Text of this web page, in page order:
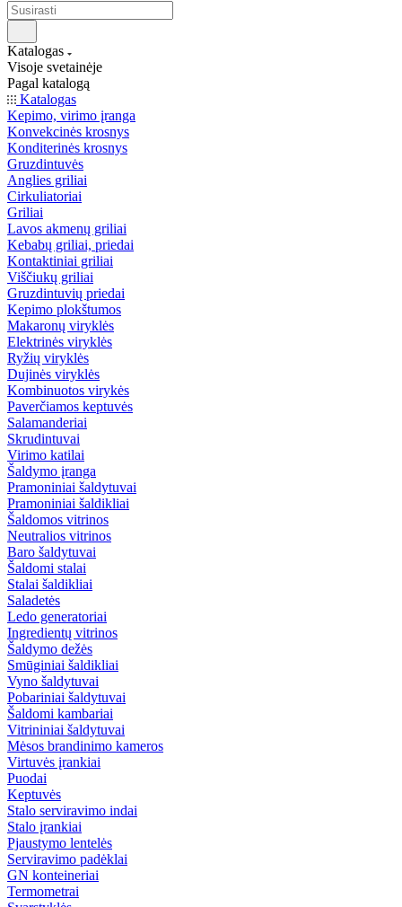
Katalogas
Visoje svetainėje
Pagal katalogą
Katalogas
Kepimo, virimo įranga
Konvekcinės krosnys
Konditerinės krosnys
Gruzdintuvės
Anglies griliai
Cirkuliatoriai
Griliai
Lavos akmenų griliai
Kebabų griliai, priedai
Kontaktiniai griliai
Viščiukų griliai
Gruzdintuvių priedai
Kepimo plokštumos
Makaronų viryklės
Elektrinės viryklės
Ryžių viryklės
Dujinės viryklės
Kombinuotos virykės
Paverčiamos keptuvės
Salamanderiai
Skrudintuvai
Virimo katilai
Šaldymo įranga
Pramoniniai šaldytuvai
Pramoniniai šaldikliai
Šaldomos vitrinos
Neutralios vitrinos
Baro šaldytuvai
Šaldomi stalai
Stalai šaldikliai
Saladetės
Ledo generatoriai
Ingredientų vitrinos
Šaldymo dežės
Smūginiai šaldikliai
Vyno šaldytuvai
Pobariniai šaldytuvai
Šaldomi kambariai
Vitrininiai šaldytuvai
Mėsos brandinimo kameros
Virtuvės įrankiai
Puodai
Keptuvės
Stalo serviravimo indai
Stalo įrankiai
Pjaustymo lentelės
Serviravimo padėklai
GN konteineriai
Termometrai